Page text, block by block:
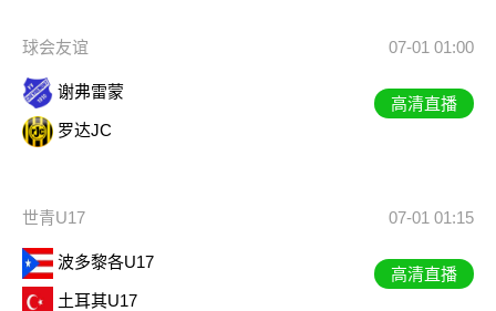
球会友谊 07-01 01:00
谢弗雷蒙
罗达JC
高清直播
世青U17 07-01 01:15
波多黎各U17
土耳其U17
高清直播